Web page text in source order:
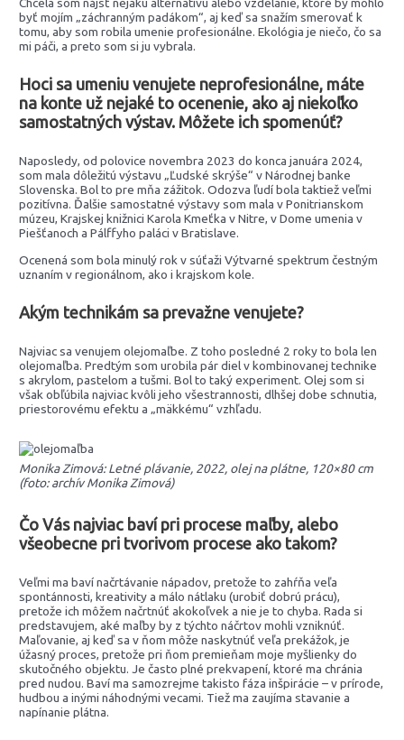
byť mojím „záchranným padákom“, aj keď sa snažím smerovať k
tomu, aby som robila umenie profesionálne. Ekológia je niečo, čo sa
mi páči, a preto som si ju vybrala.
Hoci sa umeniu venujete neprofesionálne, máte
na konte už nejaké to ocenenie, ako aj niekoľko
samostatných výstav. Môžete ich spomenúť?
Naposledy, od polovice novembra 2023 do konca januára 2024,
som mala dôležitú výstavu „Ľudské skrýše“ v Národnej banke
Slovenska. Bol to pre mňa zážitok. Odozva ľudí bola taktiež veľmi
pozitívna. Ďalšie samostatné výstavy som mala v Ponitrianskom
múzeu, Krajskej knižnici Karola Kmeťka v Nitre, v Dome umenia v
Piešťanoch a Pálffyho paláci v Bratislave.
Ocenená som bola minulý rok v súťaži Výtvarné spektrum čestným
uznaním v regionálnom, ako i krajskom kole.
Akým technikám sa prevažne venujete?
Najviac sa venujem olejomaľbe. Z toho posledné 2 roky to bola len
olejomaľba. Predtým som urobila pár diel v kombinovanej technike
s akrylom, pastelom a tušmi. Bol to taký experiment. Olej som si
však obľúbila najviac kvôli jeho všestrannosti, dlhšej dobe schnutia,
priestorovému efektu a „mäkkému“ vzhľadu.
Monika Zimová: Letné plávanie, 2022, olej na plátne, 120×80 cm
(foto: archív Monika Zimová)
Čo Vás najviac baví pri procese maľby, alebo
všeobecne pri tvorivom procese ako takom?
Veľmi ma baví načrtávanie nápadov, pretože to zahŕňa veľa
spontánnosti, kreativity a málo nátlaku (urobiť dobrú prácu),
pretože ich môžem načrtnúť akokoľvek a nie je to chyba. Rada si
predstavujem, aké maľby by z týchto náčrtov mohli vzniknúť.
Maľovanie, aj keď sa v ňom môže naskytnúť veľa prekážok, je
úžasný proces, pretože pri ňom premieňam moje myšlienky do
skutočného objektu. Je často plné prekvapení, ktoré ma chránia
pred nudou. Baví ma samozrejme takisto fáza inšpirácie – v prírode,
hudbou a inými náhodnými vecami. Tiež ma zaujíma stavanie a
napínanie plátna.